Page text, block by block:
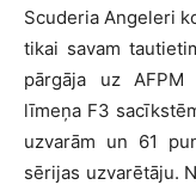
Scuderia Angeleri
tikai savam
pārgāja uz AFPM
līmeņa F3
uzvarām un 61
sērijas uzvarētāju.